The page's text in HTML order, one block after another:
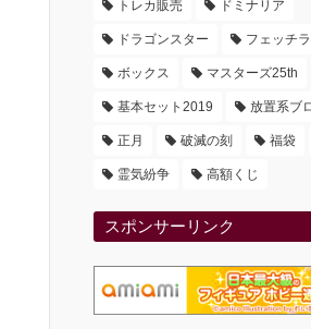
トレカ販売 ドミナリア
ドラゴンスター フェッチ
ボックス マスターズ25th
基本セット2019 放置系ブ
正月 破滅の刻 福袋
霊気紛争 高額くじ
スポンサーリンク